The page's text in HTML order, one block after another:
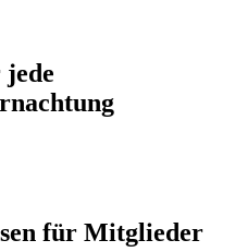
für Mitglieder